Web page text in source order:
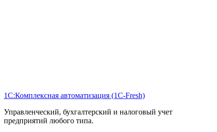
1С:Комплексная автоматизация (1С-Fresh)
Управленческий, бухгалтерский и налоговый учет
предприятий любого типа.